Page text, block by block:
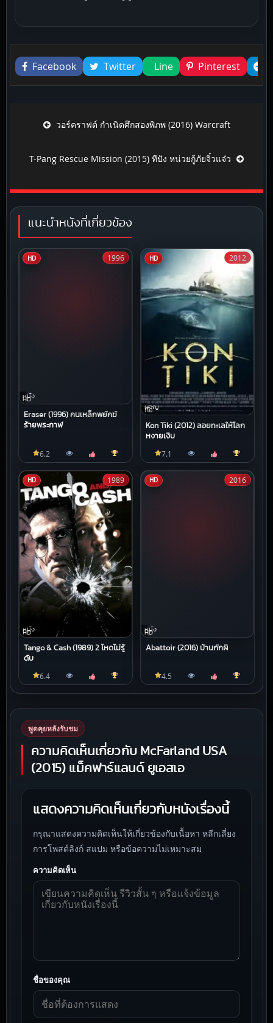
Liked this
Facebook
Twitter Line Pinterest
Post navigationวอร์คราฟต์ กำเนิดศึกสองพิภพ (2016) Warcraft
T-Pang Rescue Mission (2015) ทีปัง หน่วยกู้ภัยจิ๋วแจ๋ว
แนะนำหนังที่เกี่ยวข้อง
HD
หนัง
HD
Eraser (1996) คนเหล็กพยัคฆ์
ร้ายพระกาฬ
1996
6.2
HD
ผจญ
ภัย
Kon Tiki (2012) ลอยทะเลให้โลก
หงายเงิบ
2012
7.1
HD
หนัง
HD
Tango & Cash (1989) 2 โหดไม่รู้
ดับ
1989
6.4
HD
หนัง
HD
Abattoir (2016) บ้านกักผี
2016
4.5
พูดคุยหลังรับชม
ความคิดเห็นเกี่ยวกับ McFarland USA
(2015) แม็คฟาร์แลนด์ ยูเอสเอ
แสดงความคิดเห็นเกี่ยวกับหนังเรื่องนี้
กรุณาแสดงความคิดเห็นให้เกี่ยวข้องกับเนื้อหา หลีกเลี่ยง
การโพสต์ลิงก์ สแปม หรือข้อความไม่เหมาะสม
ความคิดเห็น
ชื่อของคุณ